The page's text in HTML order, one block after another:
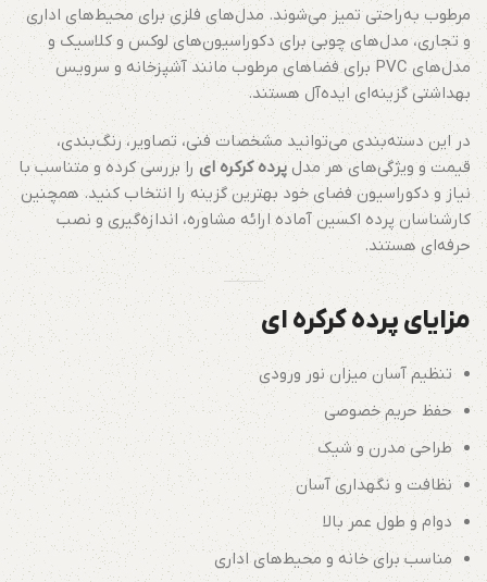
مرطوب به‌راحتی تمیز می‌شوند. مدل‌های فلزی برای محیط‌های اداری
و تجاری، مدل‌های چوبی برای دکوراسیون‌های لوکس و کلاسیک و
مدل‌های PVC برای فضاهای مرطوب مانند آشپزخانه و سرویس
بهداشتی گزینه‌ای ایده‌آل هستند.
در این دسته‌بندی می‌توانید مشخصات فنی، تصاویر، رنگ‌بندی،
قیمت و ویژگی‌های هر مدلپرده کرکره ای را بررسی کرده و متناسب با
نیاز و دکوراسیون فضای خود بهترین گزینه را انتخاب کنید. همچنین
کارشناسان پرده اکسین آماده ارائه مشاوره، اندازه‌گیری و نصب
حرفه‌ای هستند.
مزایای پرده کرکره ای
تنظیم آسان میزان نور ورودی
حفظ حریم خصوصی
طراحی مدرن و شیک
نظافت و نگهداری آسان
دوام و طول عمر بالا
مناسب برای خانه و محیط‌های اداری